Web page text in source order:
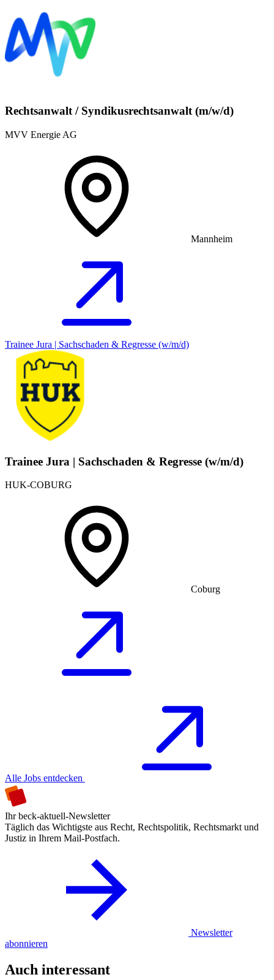
Rechtsanwalt / Syndikusrechtsanwalt (m/w/d)
MVV Energie AG
Mannheim
Trainee Jura | Sachschaden & Regresse (w/m/d)
Trainee Jura | Sachschaden & Regresse (w/m/d)
HUK-COBURG
Coburg
Alle Jobs entdecken
Ihr beck-aktuell-Newsletter
Täglich das Wichtigste aus Recht, Rechtspolitik, Rechtsmarkt und
Justiz in Ihrem Mail-Postfach.
Newsletter
abonnieren
Auch interessant